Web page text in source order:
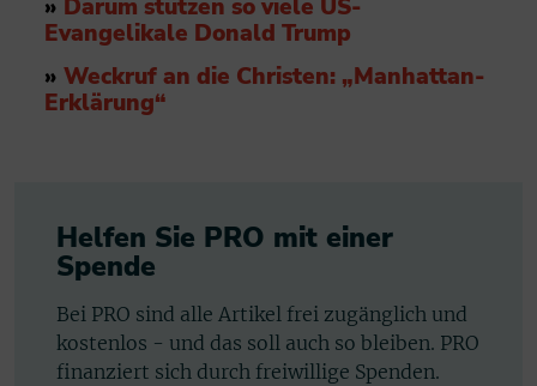
» Darum stützen so viele US-
Evangelikale Donald Trump
» Weckruf an die Christen: „Manhattan-
Erklärung“
Helfen Sie PRO mit einer
Spende
Bei PRO sind alle Artikel frei zugänglich und
kostenlos - und das soll auch so bleiben. PRO
finanziert sich durch freiwillige Spenden.